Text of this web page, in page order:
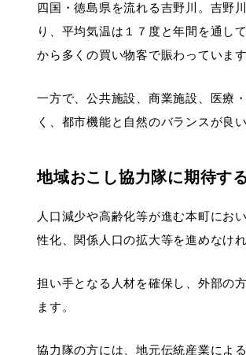
四国・徳島県を流れる吉野川。吉野
り、平均気温は１７度と年間を通し
から多くの買い物客で賑わっています
一方で、公共施設、商業施設、医療
く、都市機能と自然のバランスが良
地域おこし協力隊に期待す
人口減少や高齢化等が進む本町にお
性化、関係人口の拡大等を進めなけ
担い手となる人材を確保し、外部の
ます。
協力隊の方には、地元伝統産業によ